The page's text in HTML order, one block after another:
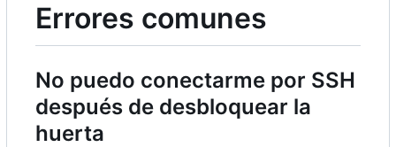
Errores comunes
No puedo conectarme por SSH
después de desbloquear la
huerta